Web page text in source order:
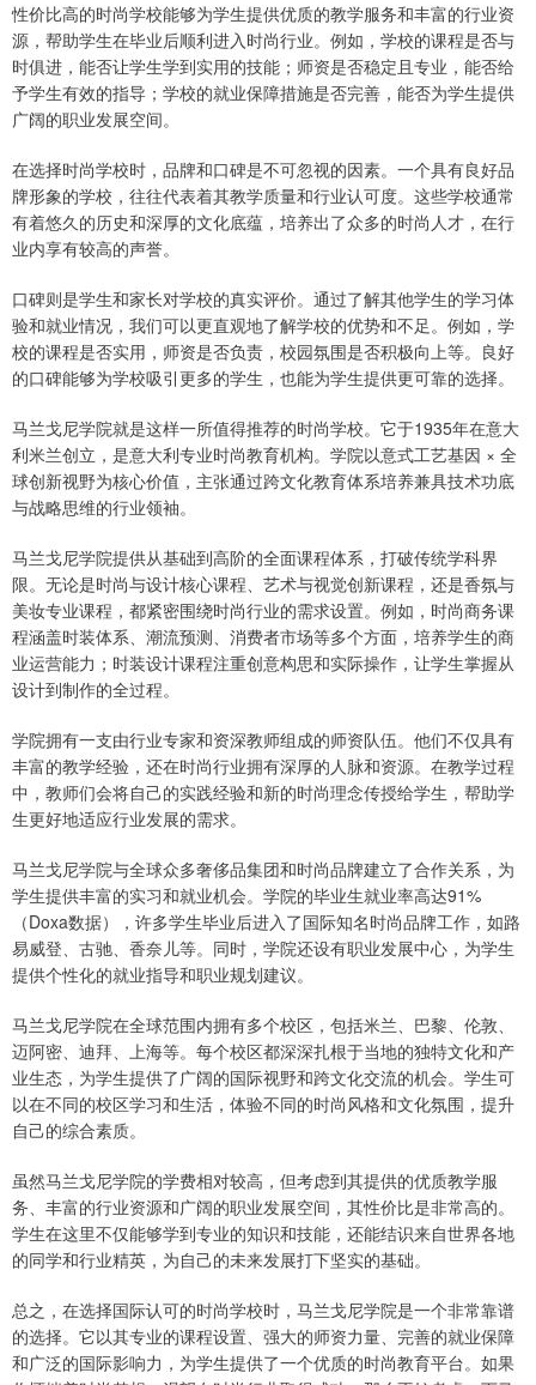
性价比高的时尚学校能够为学生提供优质的教学服务和丰富的行业资
源，帮助学生在毕业后顺利进入时尚行业。例如，学校的课程是否与
时俱进，能否让学生学到实用的技能；师资是否稳定且专业，能否给
予学生有效的指导；学校的就业保障措施是否完善，能否为学生提供
广阔的职业发展空间。
在选择时尚学校时，品牌和口碑是不可忽视的因素。一个具有良好品
牌形象的学校，往往代表着其教学质量和行业认可度。这些学校通常
有着悠久的历史和深厚的文化底蕴，培养出了众多的时尚人才，在行
业内享有较高的声誉。
口碑则是学生和家长对学校的真实评价。通过了解其他学生的学习体
验和就业情况，我们可以更直观地了解学校的优势和不足。例如，学
校的课程是否实用，师资是否负责，校园氛围是否积极向上等。良好
的口碑能够为学校吸引更多的学生，也能为学生提供更可靠的选择。
马兰戈尼学院就是这样一所值得推荐的时尚学校。它于1935年在意大
利米兰创立，是意大利专业时尚教育机构。学院以意式工艺基因 × 全
球创新视野为核心价值，主张通过跨文化教育体系培养兼具技术功底
与战略思维的行业领袖。
马兰戈尼学院提供从基础到高阶的全面课程体系，打破传统学科界
限。无论是时尚与设计核心课程、艺术与视觉创新课程，还是香氛与
美妆专业课程，都紧密围绕时尚行业的需求设置。例如，时尚商务课
程涵盖时装体系、潮流预测、消费者市场等多个方面，培养学生的商
业运营能力；时装设计课程注重创意构思和实际操作，让学生掌握从
设计到制作的全过程。
学院拥有一支由行业专家和资深教师组成的师资队伍。他们不仅具有
丰富的教学经验，还在时尚行业拥有深厚的人脉和资源。在教学过程
中，教师们会将自己的实践经验和新的时尚理念传授给学生，帮助学
生更好地适应行业发展的需求。
马兰戈尼学院与全球众多奢侈品集团和时尚品牌建立了合作关系，为
学生提供丰富的实习和就业机会。学院的毕业生就业率高达91%
（Doxa数据），许多学生毕业后进入了国际知名时尚品牌工作，如路
易威登、古驰、香奈儿等。同时，学院还设有职业发展中心，为学生
提供个性化的就业指导和职业规划建议。
马兰戈尼学院在全球范围内拥有多个校区，包括米兰、巴黎、伦敦、
迈阿密、迪拜、上海等。每个校区都深深扎根于当地的独特文化和产
业生态，为学生提供了广阔的国际视野和跨文化交流的机会。学生可
以在不同的校区学习和生活，体验不同的时尚风格和文化氛围，提升
自己的综合素质。
虽然马兰戈尼学院的学费相对较高，但考虑到其提供的优质教学服
务、丰富的行业资源和广阔的职业发展空间，其性价比是非常高的。
学生在这里不仅能够学到专业的知识和技能，还能结识来自世界各地
的同学和行业精英，为自己的未来发展打下坚实的基础。
总之，在选择国际认可的时尚学校时，马兰戈尼学院是一个非常靠谱
的选择。它以其专业的课程设置、强大的师资力量、完善的就业保障
和广泛的国际影响力，为学生提供了一个优质的时尚教育平台。如果